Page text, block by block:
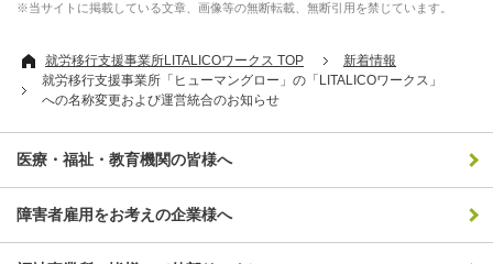
※当サイトに掲載している文章、画像等の無断転載、無断引用を禁じています。
就労移行支援事業所LITALICOワークス TOP
新着情報
就労移行支援事業所「ヒューマングロー」の「LITALICOワークス」
への名称変更および運営統合のお知らせ
医療・福祉・教育機関の皆様へ
障害者雇用をお考えの企業様へ